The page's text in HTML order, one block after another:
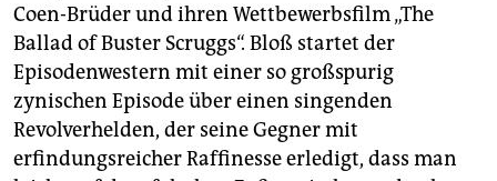
Coen-Brüder und ihren Wettbewerbsfilm „The
Ballad of Buster Scruggs“. Bloß startet der
Episodenwestern mit einer so großspurig
zynischen Episode über einen singenden
Revolverhelden, der seine Gegner mit
erfindungsreicher Raffinesse erledigt, dass man